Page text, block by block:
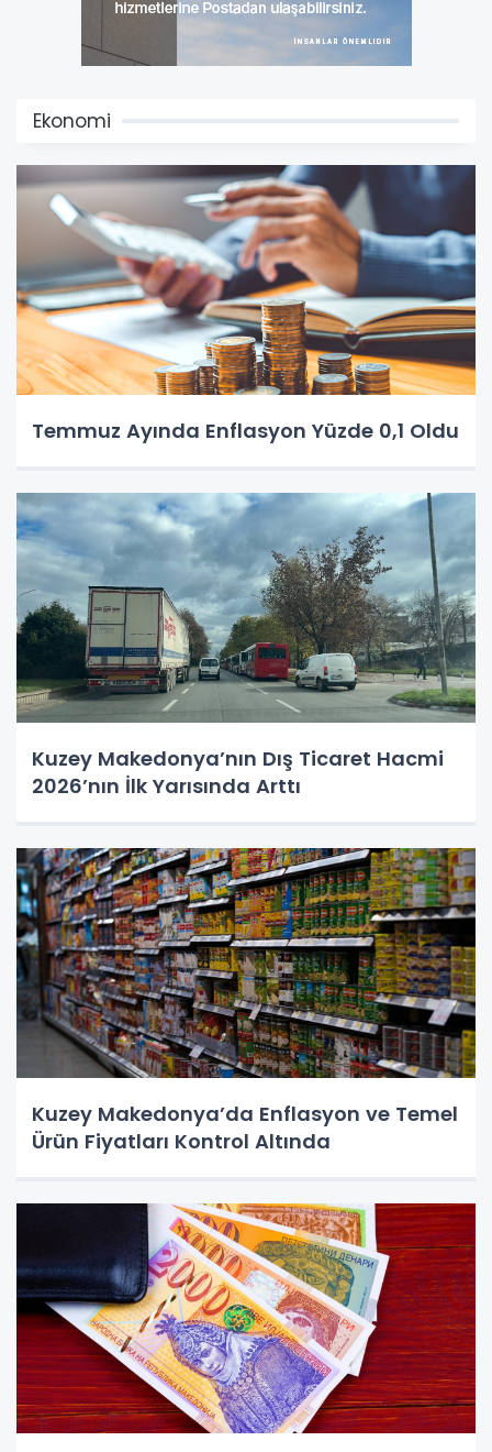
Ekonomi
Temmuz Ayında Enflasyon Yüzde 0,1 Oldu
Kuzey Makedonya’nın Dış Ticaret Hacmi
2026’nın İlk Yarısında Arttı
Kuzey Makedonya’da Enflasyon ve Temel
Ürün Fiyatları Kontrol Altında